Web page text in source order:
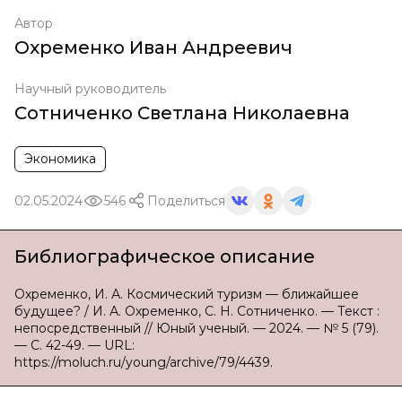
Автор
Охременко Иван Андреевич
Научный руководитель
Сотниченко Светлана Николаевна
Экономика
02.05.2024 546 Поделиться
Библиографическое описание
Охременко, И. А. Космический туризм — ближайшее
будущее? / И. А. Охременко, С. Н. Сотниченко. — Текст :
непосредственный // Юный ученый. — 2024. — № 5 (79).
— С. 42-49. — URL:
https://moluch.ru/young/archive/79/4439.